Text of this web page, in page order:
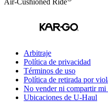
Arbitraje
Política de privacidad
Términos de uso
Política de retirada por
No vender ni compartir mi
Ubicaciones de U-Haul